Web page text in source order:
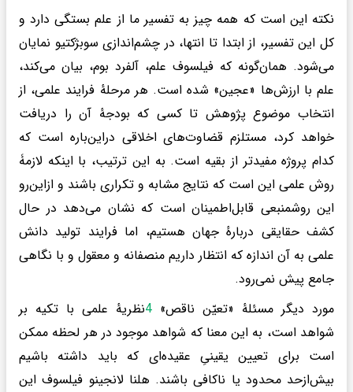
نکته این است که همه چیز به تفسیر ما از علم بستگی دارد و
کل این تفسیر، از ابتدا تا انتها، در چشم‌اندازی سوبژکتیو نمایان
می‌شود. همان‌گونه که فیلسوف علم، آلفرد بوم، بیان می‌کند،
علم با ارزش‌ها «عجین» شده است. هر مرحلهٔ فرایند علمی، از
انتخاب موضوع پژوهش تا کسی که بودجهٔ آن را دریافت
خواهد کرد، مستلزم قضاوت‌های اخلاقی دراین‌باره‌ است که
کدام پروژه مفیدتر از بقیه است. به این ترتیب، با اینکه لازمۀ
روش علمی این است که نتایج مشابه و تکراری باشند و ازاین‌رو
این روشمنبعی قابل‌اطمینان است که نشان می‌دهد در حال
کشف حقایقی دربارهٔ جهان هستیم، اما فرایند تولید دانش
علمی به آن اندازه که انتظار داریم منصفانه و معقول و با نگاهی
جامع پیش نمی‌رود.
مورد دیگر مسئلهٔ «تعیّن ناقص» 4نظریهٔ علمی با تکیه بر
شواهد است، به این معنا که شواهد موجود در هر لحظه ممکن
است برای تعیین یقینیِ عقیده‌ای که باید داشته باشیم
بیش‌ازحد محدود یا ناکافی باشند. هلنا لانجینو فیلسوف این